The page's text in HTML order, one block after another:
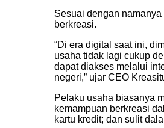
Sesuai dengan
berkreasi.
“Di era digital saat ini,
usaha tidak lagi cukup
dapat diakses melalui
negeri,” ujar CEO
Pelaku usaha biasanya
kemampuan berkreasi
kartu kredit; dan sulit